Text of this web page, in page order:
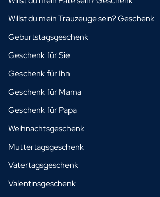
Willst du mein Trauzeuge sein? Geschenk
Geburtstagsgeschenk
Geschenk für Sie
Geschenk für Ihn
Geschenk für Mama
Geschenk für Papa
Weihnachtsgeschenk
Muttertagsgeschenk
Vatertagsgeschenk
Valentinsgeschenk